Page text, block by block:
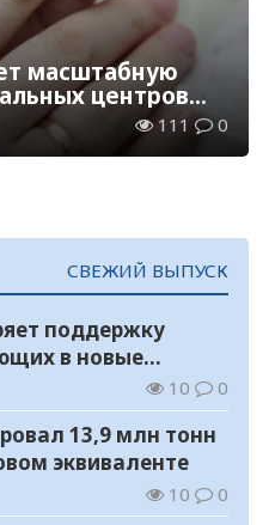
масштабную
центров
111 0
СВЕЖИЙ ВЫПУСК
поддержку
в новые
10 0
13,9 млн тонн
эквиваленте
10 0